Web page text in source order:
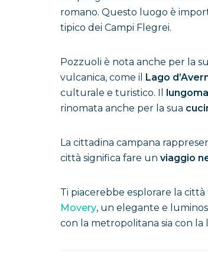
romano. Questo luogo è
tipico dei Campi Flegrei.
Pozzuoli è nota anche per la
vulcanica, come il Lago
culturale e turistico. Il
rinomata anche per la sua
La cittadina campana
città significa fare un viaggio
Ti piacerebbe esplorare la
Movery, un elegante e
con la metropolitana sia con la